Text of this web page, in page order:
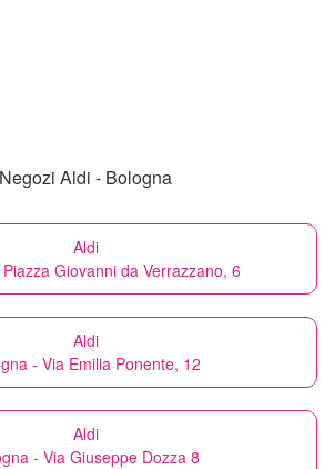
Negozi Aldi - Bologna
Aldi
Giovanni da Verrazzano, 6
Aldi
- Via Emilia Ponente, 12
Aldi
- Via Giuseppe Dozza 8